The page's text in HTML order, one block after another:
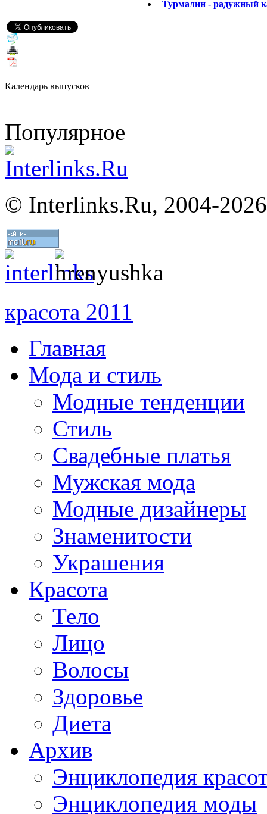
Турмалин - радужный
Календарь выпусков
Популярное
© Interlinks.Ru, 2004-2026
красота 2011
Главная
Мода и стиль
Модные тенденции
Стиль
Свадебные платья
Мужская мода
Модные дизайнеры
Знаменитости
Украшения
Красота
Тело
Лицо
Волосы
Здоровье
Диета
Архив
Энциклопедия
Энциклопедия моды